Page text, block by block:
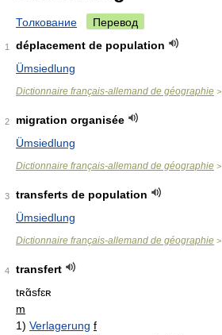
Толкование Перевод
1
déplacement de population
Ümsiedlung
Dictionnaire français-allemand de géographie >
2
migration organisée
Ümsiedlung
Dictionnaire français-allemand de géographie >
3
transferts de population
Ümsiedlung
Dictionnaire français-allemand de géographie >
4
transfert
tʀɑ̃sfɛʀ
m
1) Verlagerung f